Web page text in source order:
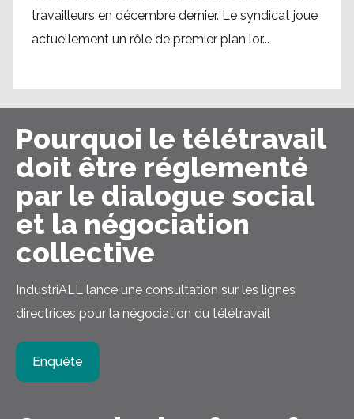
travailleurs en décembre dernier. Le syndicat joue
actuellement un rôle de premier plan lor...
Pourquoi le télétravail
doit être réglementé
par le dialogue social
et la négociation
collective
IndustriALL lance une consultation sur les lignes
directrices pour la négociation du télétravail
Enquête